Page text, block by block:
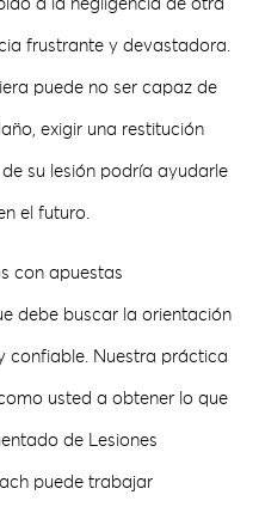
a la negligencia de otra
frustrante y devastadora.
puede no ser capaz de
exigir una restitución
su lesión podría ayudarle
el futuro.
con apuestas
debe buscar la orientación
confiable. Nuestra práctica
usted a obtener lo que
de Lesiones
puede trabajar